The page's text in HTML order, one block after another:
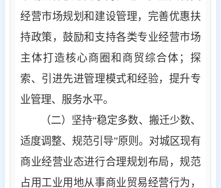
经营市场规划和建设管理，完善优惠扶
持政策，鼓励和支持各类专业经营市场
主体打造核心商圈和商贸综合体；探
索、引进先进管理模式和经验，提升专
业管理、服务水平。
（二）坚持“稳定多数、搬迁少数、
适度调整、规范引导”原则。 对城区现有
商业经营业态进行合理规划布局，规范
占用工业用地从事商业贸易经营行为，